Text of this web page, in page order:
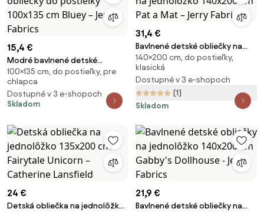
15,4 €
Modré bavlnené detské
obliečky do postieľky 100x135
cm Bluey – Jerry Fabrics
100×135 cm, do postieľky, pre
chlapca
Dostupné v 3 e-shopoch
Skladom
31,4 €
Bavlnené detské obliečky na
jednolôžko 140x200 cm Pat a
Mat – Jerry Fabrics
140×200 cm, do postieľky,
klasická
Dostupné v 3 e-shopoch
(1)
Skladom
24 €
Detská obliečka na jednolôžko
21,9 €
Bavlnené detské obliečky na